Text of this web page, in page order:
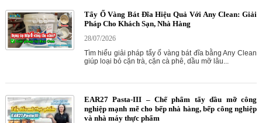
Tẩy Ố Vàng Bát Đĩa Hiệu Quả Với Any Clean: Giải
Pháp Cho Khách Sạn, Nhà Hàng
28/07/2026
Tìm hiểu giải pháp tẩy ố vàng bát đĩa bằng Any Clean
giúp loại bỏ cặn trà, cặn cà phê, dầu mỡ lâu...
EAR27 Pasta-III – Chế phẩm tẩy dầu mỡ công
nghiệp mạnh mẽ cho bếp nhà hàng, bếp công nghiệp
và nhà máy thực phẩm